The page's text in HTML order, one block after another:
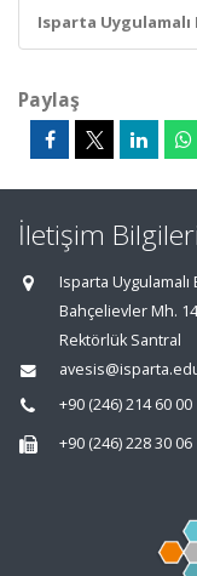
Isparta
Paylaş
İletişim Bilgileri
Isparta
Bahçelievler Mh.
Rektörlük Santral
+90 (246) 214 60 00
+90 (246) 228 30 06